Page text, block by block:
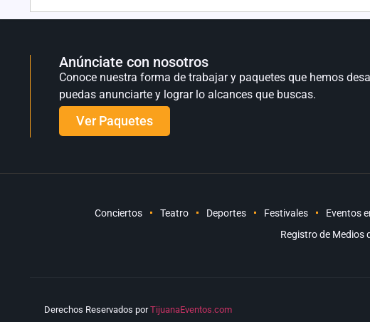
Anúnciate con nosotros
Conoce nuestra forma de trabajar y paquetes que hemos
puedas anunciarte y lograr lo alcances que buscas.
Ver Paquetes
Conciertos Teatro Deportes Festivales Eventos
Registro de Medios
Derechos Reservados porTijuanaEventos.com